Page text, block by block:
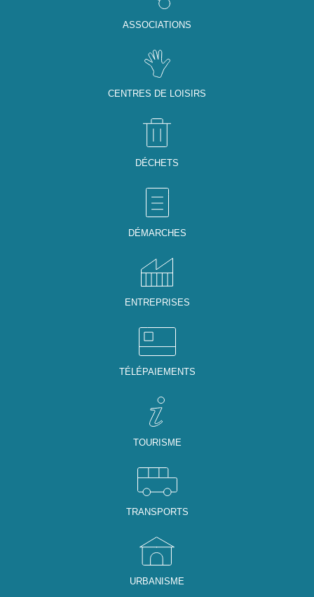
ASSOCIATIONS
CENTRES DE LOISIRS
DÉCHETS
DÉMARCHES
ENTREPRISES
TÉLÉPAIEMENTS
TOURISME
TRANSPORTS
URBANISME